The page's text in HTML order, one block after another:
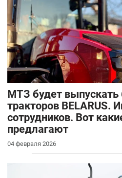
МТЗ будет
тракторов BELARUS.
сотрудников. Вот
предлагают
04 февраля 2026